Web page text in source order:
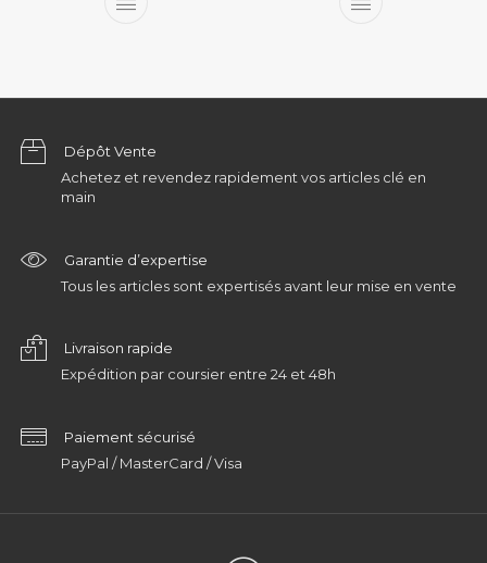
Dépôt Vente
Achetez et revendez rapidement vos articles clé en
main
Garantie d’expertise
Tous les articles sont expertisés avant leur mise en vente
Livraison rapide
Expédition par coursier entre 24 et 48h
Paiement sécurisé
PayPal / MasterCard / Visa